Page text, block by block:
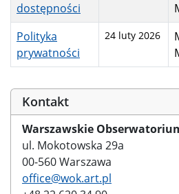
Kontakt
Warszawskie
ul. Mokotowska 29a
00-560 Warszawa
office@wok.art.pl
dostępności
Polityka
prywatności
24 luty 2026